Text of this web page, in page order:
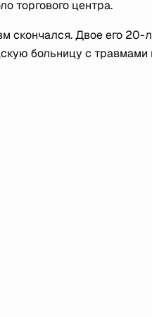
торгового центра.
скончался. Двое его
больницу с травмами